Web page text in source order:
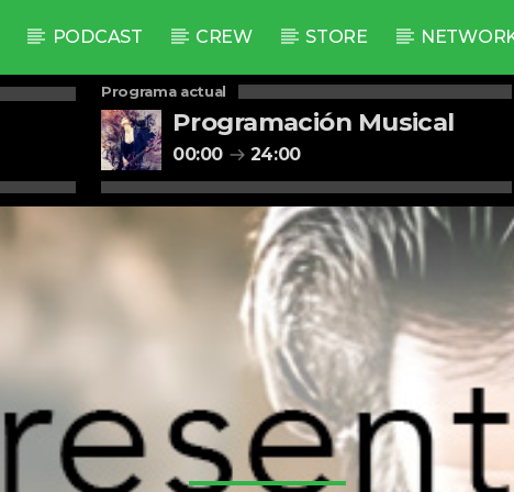
PODCAST CREW STORE
Programa actual
Programación Musical
00:00 24:00